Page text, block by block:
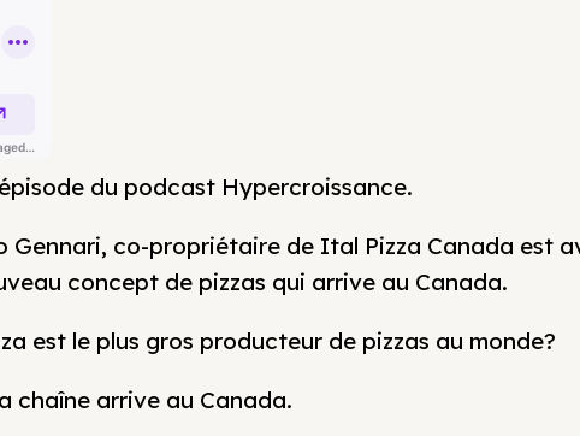
du podcast Hypercroissance.
Gennari, co-propriétaire de Ital Pizza Canada est
concept de pizzas qui arrive au Canada.
est le plus gros producteur de pizzas au monde?
chaîne arrive au Canada.